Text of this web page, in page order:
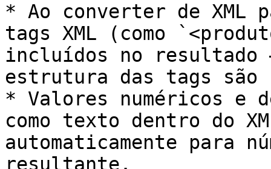
* Ao converter de XML
tags XML (como
incluídos no resultado
estrutura das tags são
* Valores numéricos e
como texto dentro do
automaticamente para
resultante.